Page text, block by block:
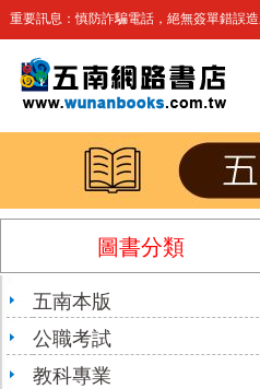
重要訊息：慎防詐騙電話，絕無簽單錯誤
圖書分類
五南本版
公職考試
教科專業